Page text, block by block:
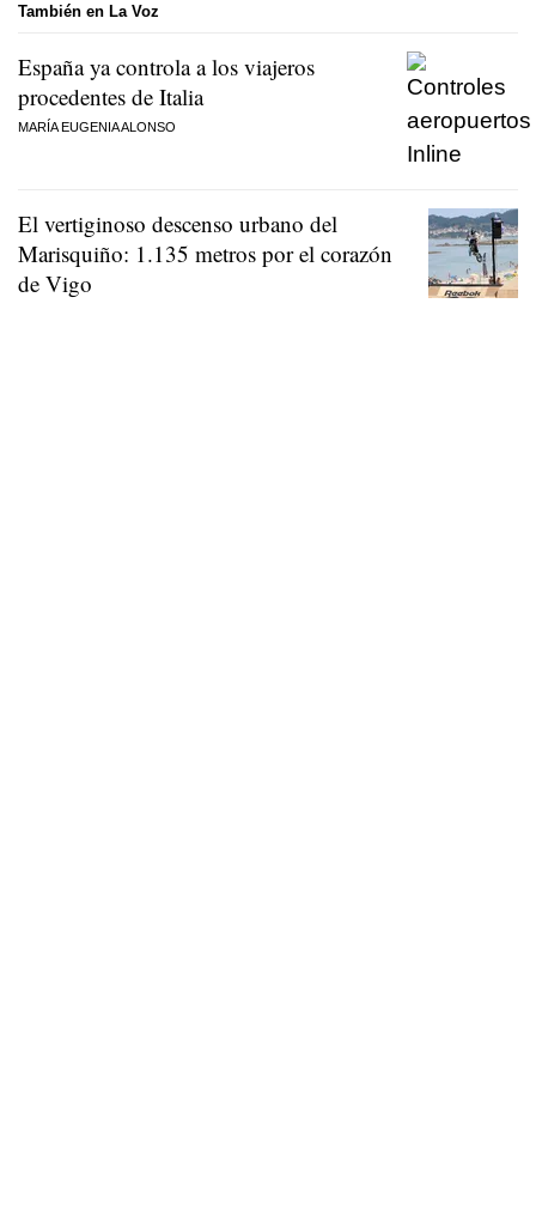
También en La Voz
España ya controla a los viajeros
procedentes de Italia
MARÍA EUGENIA ALONSO
El vertiginoso descenso urbano del
Marisquiño: 1.135 metros por el corazón
de Vigo